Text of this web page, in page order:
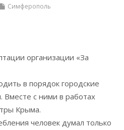
Симферополь
организации «За
в порядок городские
с ними в работах
Крыма.
человек думал только